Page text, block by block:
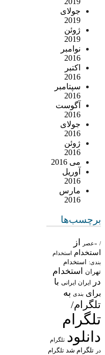
جولای
2019
ژوئن
2019
نوامبر
2016
اکتبر
2016
سپتامبر
2016
آگوست
2016
جولای
2016
ژوئن
2016
می 2016
آوریل
2016
مارس
2016
برچسب‌ها
/ «عصر از
استخدام استخدام
بندی: استخدام
تهران
استخدام
در
ایران ایرانی با
برای بندی به
تلگرام/
تلگرام
دانلود تلگرام
در تلگرام شد تلگرام